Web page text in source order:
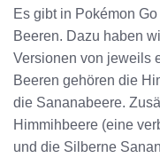
Es gibt in Pokémon
Beeren. Dazu haben
Versionen von jeweils
Beeren gehören die
die Sananabeere.
Himmihbeere (eine
und die Silberne